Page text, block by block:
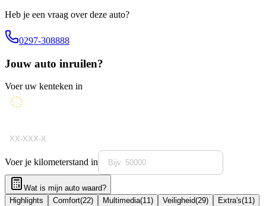
Heb je een vraag over deze auto?
0297-308888
Jouw auto inruilen?
Voer uw kenteken in
Voer je kilometerstand in
Wat is mijn auto waard?
Highlights
Comfort(22) Multimedia(11) Veiligheid(29) Extra's(11)